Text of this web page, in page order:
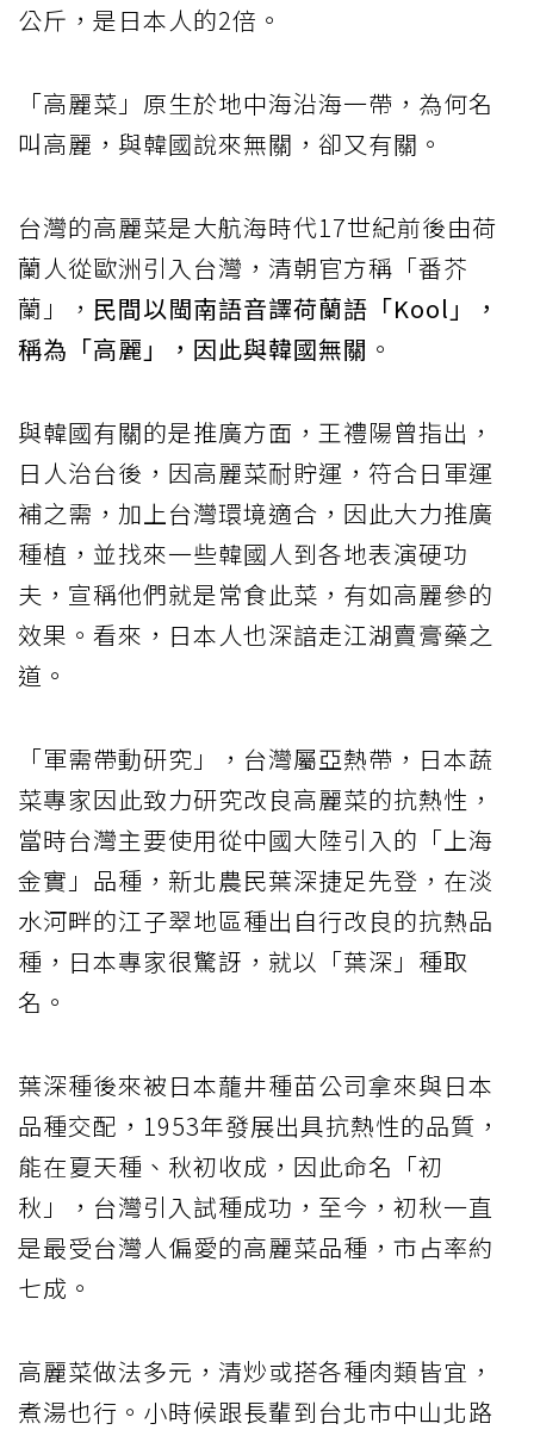
公斤，是日本人的2倍。
「高麗菜」原生於地中海沿海一帶，為何名
叫高麗，與韓國說來無關，卻又有關。
台灣的高麗菜是大航海時代17世紀前後由荷
蘭人從歐洲引入台灣，清朝官方稱「番芥
蘭」， 民間以閩南語音譯荷蘭語「Kool」，
稱為「高麗」，因此與韓國無關 。
與韓國有關的是推廣方面，王禮陽曾指出，
日人治台後，因高麗菜耐貯運，符合日軍運
補之需，加上台灣環境適合，因此大力推廣
種植，並找來一些韓國人到各地表演硬功
夫，宣稱他們就是常食此菜，有如高麗參的
效果。看來，日本人也深諳走江湖賣膏藥之
道。
「軍需帶動研究」，台灣屬亞熱帶，日本蔬
菜專家因此致力研究改良高麗菜的抗熱性，
當時台灣主要使用從中國大陸引入的「上海
金實」品種，新北農民葉深捷足先登，在淡
水河畔的江子翠地區種出自行改良的抗熱品
種，日本專家很驚訝，就以「葉深」種取
名。
葉深種後來被日本蘢井種苗公司拿來與日本
品種交配，1953年發展出具抗熱性的品質，
能在夏天種、秋初收成，因此命名「初
秋」，台灣引入試種成功，至今，初秋一直
是最受台灣人偏愛的高麗菜品種，市占率約
七成。
高麗菜做法多元，清炒或搭各種肉類皆宜，
煮湯也行。小時候跟長輩到台北市中山北路